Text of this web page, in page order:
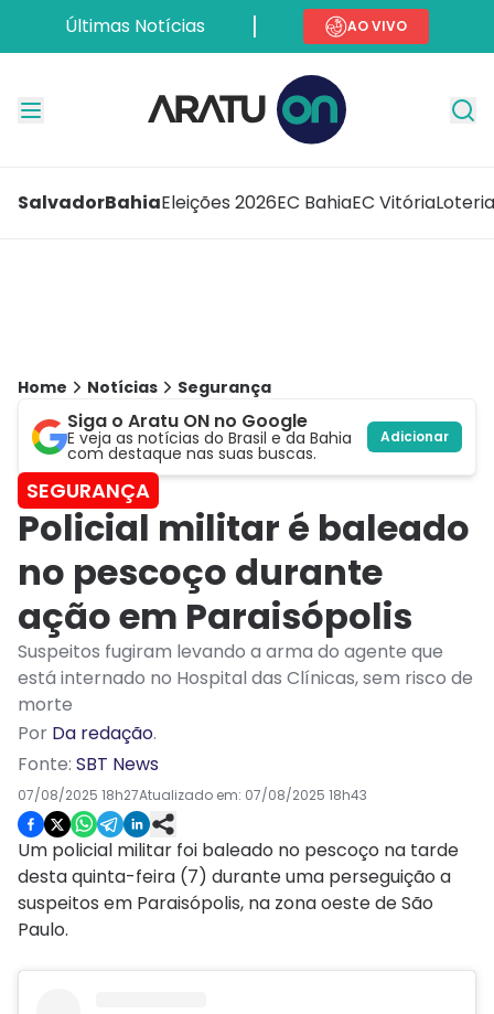
Últimas Notícias AO VIVO
SalvadorBahiaEleições 2026EC BahiaEC Vitória
Home Notícias Segurança
Siga o Aratu ON no Google
E veja as notícias do Brasil e da Bahia
com destaque nas suas buscas.
Adicionar
SEGURANÇA
Policial militar é baleado
no pescoço durante
ação em Paraisópolis
Suspeitos fugiram levando a arma do agente que
está internado no Hospital das Clínicas, sem risco de
morte
Por Da redação.
Fonte: SBT News
07/08/2025 18h27Atualizado em: 07/08/2025 18h43
Um policial militar foi baleado no pescoço na tarde
desta quinta-feira (7) durante uma perseguição a
suspeitos em Paraisópolis, na zona oeste de São
Paulo.